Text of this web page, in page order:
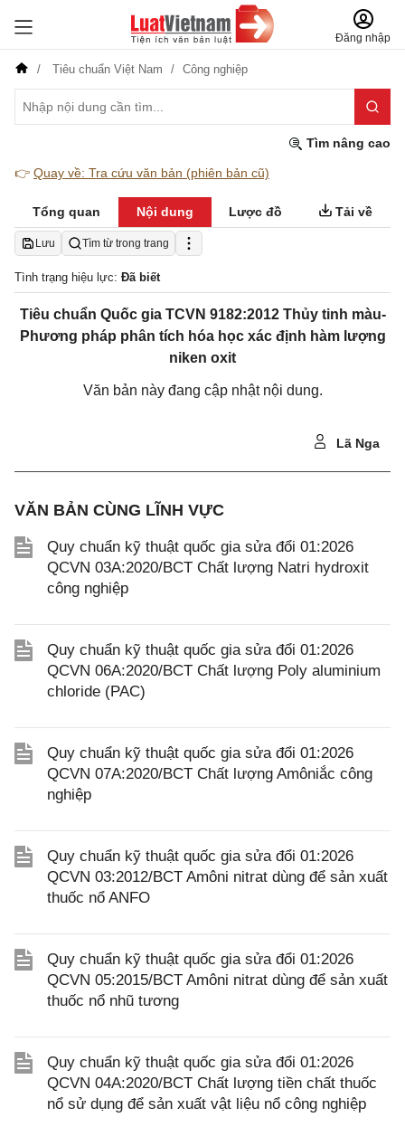
Đăng nhập
Tiêu chuẩn Việt Nam Công nghiệp
Tìm nâng cao
👉 Quay về: Tra cứu văn bản (phiên bản cũ)
Tổng quan Nội dung Lược đồ Tải về
Lưu Tìm từ trong trang
Tình trạng hiệu lực: Đã biết
Tiêu chuẩn Quốc gia TCVN 9182:2012 Thủy tinh màu-
Phương pháp phân tích hóa học xác định hàm lượng
niken oxit
Văn bản này đang cập nhật nội dung.
Lã Nga
VĂN BẢN CÙNG LĨNH VỰC
Quy chuẩn kỹ thuật quốc gia sửa đổi 01:2026
QCVN 03A:2020/BCT Chất lượng Natri hydroxit
công nghiệp
Quy chuẩn kỹ thuật quốc gia sửa đổi 01:2026
QCVN 06A:2020/BCT Chất lượng Poly aluminium
chloride (PAC)
Quy chuẩn kỹ thuật quốc gia sửa đổi 01:2026
QCVN 07A:2020/BCT Chất lượng Amôniắc công
nghiệp
Quy chuẩn kỹ thuật quốc gia sửa đổi 01:2026
QCVN 03:2012/BCT Amôni nitrat dùng để sản xuất
thuốc nổ ANFO
Quy chuẩn kỹ thuật quốc gia sửa đổi 01:2026
QCVN 05:2015/BCT Amôni nitrat dùng để sản xuất
thuốc nổ nhũ tương
Quy chuẩn kỹ thuật quốc gia sửa đổi 01:2026
QCVN 04A:2020/BCT Chất lượng tiền chất thuốc
nổ sử dụng để sản xuất vật liệu nổ công nghiệp